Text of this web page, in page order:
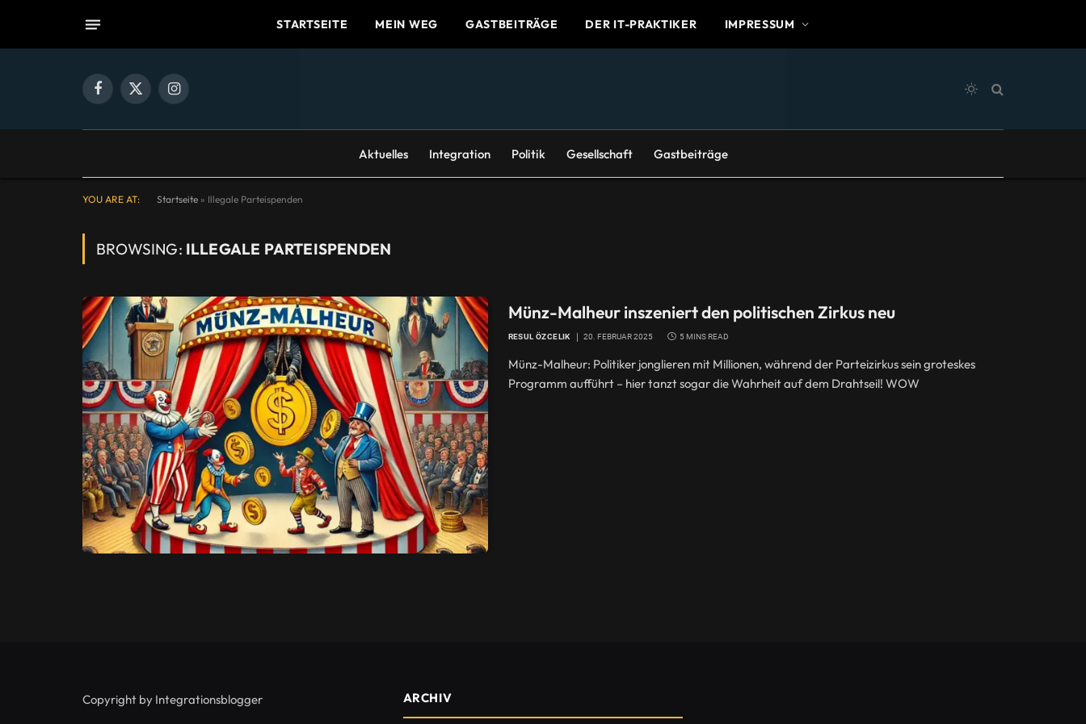
STARTSEITE MEIN WEG GASTBEITRÄGE DER IT-PRAKTIKER IMPRESSUM
Facebook
X
Instagram
Aktuelles Integration Politik Gesellschaft Gastbeiträge
YOU ARE AT: Startseite » Illegale Parteispenden
BROWSING: ILLEGALE PARTEISPENDEN
Münz-Malheur inszeniert den politischen Zirkus neu
RESUL ÖZCELIK 20. FEBRUAR 2025 5 MINS READ
Münz-Malheur: Politiker jonglieren mit Millionen, während der Parteizirkus sein groteskes
Programm aufführt – hier tanzt sogar die Wahrheit auf dem Drahtseil! WOW
Copyright by Integrationsblogger ARCHIV